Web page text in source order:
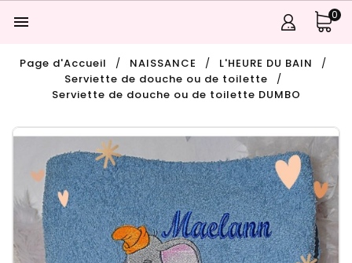
 0
Page d'Accueil NAISSANCE
L'HEURE DU BAIN
Serviette de douche ou de toilette
Serviette de douche ou de toilette DUMBO